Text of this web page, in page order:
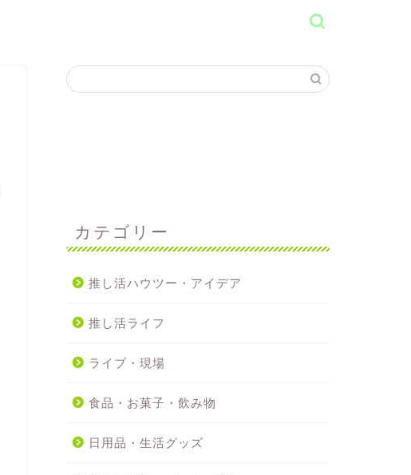
カテゴリー
推し活ハウツー・アイデア
推し活ライフ
ライブ・現場
食品・お菓子・飲み物
日用品・生活グッズ